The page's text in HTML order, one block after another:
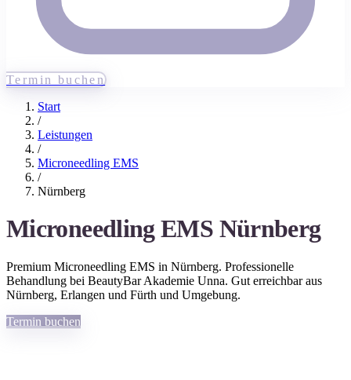
Termin buchen
Start
/
Leistungen
/
Microneedling EMS
/
Nürnberg
Microneedling EMS Nürnberg
Premium Microneedling EMS in Nürnberg. Professionelle
Behandlung bei BeautyBar Akademie Unna. Gut erreichbar aus
Nürnberg, Erlangen und Fürth und Umgebung.
Termin buchen